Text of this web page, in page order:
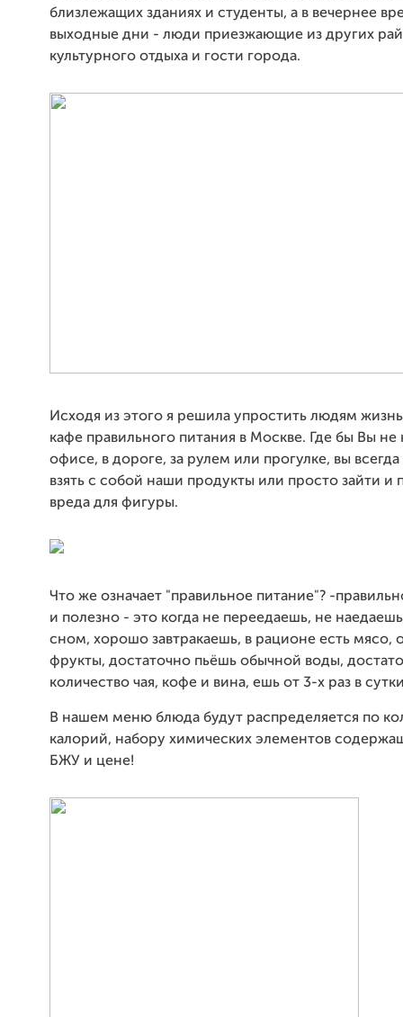
близлежащих зданиях и студенты, а в вечернее
выходные дни - люди приезжающие из других
культурного отдыха и гости города.
Исходя из этого я решила упростить людям
кафе правильного питания в Москве. Где бы Вы не
офисе, в дороге, за рулем или прогулке, вы
взять с собой наши продукты или просто зайти и
вреда для фигуры.
Что же означает "правильное питание"? -
и полезно - это когда не переедаешь, не
сном, хорошо завтракаешь, в рационе есть мясо,
фрукты, достаточно пьёшь обычной воды,
количество чая, кофе и вина, ешь от 3-х раз в
В нашем меню блюда будут распределяется по
калорий, набору химических элементов
БЖУ и цене!